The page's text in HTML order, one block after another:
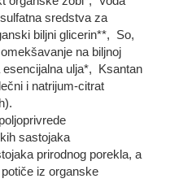
sredstva za
biljni glicerin**, So,
na biljnoj
ulja*, Ksantan
i natrijum-citrat
sastojaka
prirodnog porekla, a
iz organske